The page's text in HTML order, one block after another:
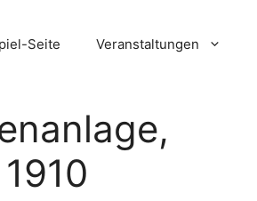
Seite Veranstaltungen